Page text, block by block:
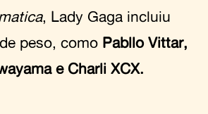
, Lady Gaga incluiu
peso, como Pabllo Vittar,
e Charli XCX.